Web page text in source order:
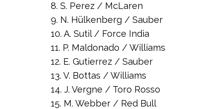
8. S. Perez / McLaren
9. N. Hülkenberg / Sauber
10. A. Sutil / Force India
11. P. Maldonado / Williams
12. E. Gutierrez / Sauber
13. V. Bottas / Williams
14. J. Vergne / Toro Rosso
15. M. Webber / Red Bull